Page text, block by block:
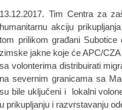
13.12.2017. Tim Centra za
humanitarnu akciju
tom prilikom građani
zimske jakne koje će APC/
sa volonterima distribuirati
na severnim granicama sa
su bile uključeni i lokalni
u prikupljanju i razvrstavanju